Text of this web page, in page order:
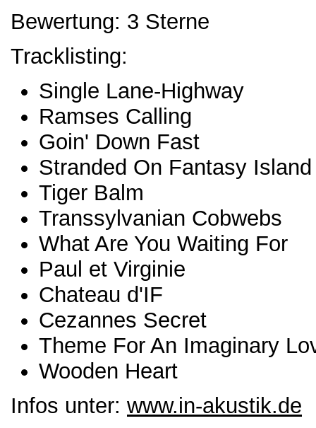
Bewertung: 3 Sterne
Tracklisting:
Single Lane-Highway
Ramses Calling
Goin' Down Fast
Stranded On Fantasy Island
Tiger Balm
Transsylvanian Cobwebs
What Are You Waiting For
Paul et Virginie
Chateau d'IF
Cezannes Secret
Theme For An Imaginary
Wooden Heart
Infos unter: www.in-akustik.de